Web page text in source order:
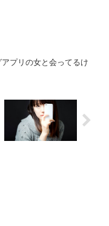
プリの女と会ってるけ